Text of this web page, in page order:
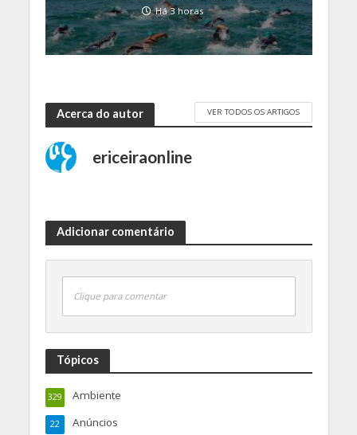
Há 3 horas
Acerca do autor VER TODOS OS ARTIGOS
ericeiraonline
Adicionar comentário
Clique para comentar
Tópicos
Ambiente
329
Anúncios
22